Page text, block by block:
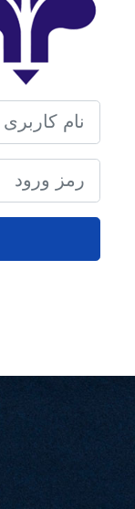
نام کاربری